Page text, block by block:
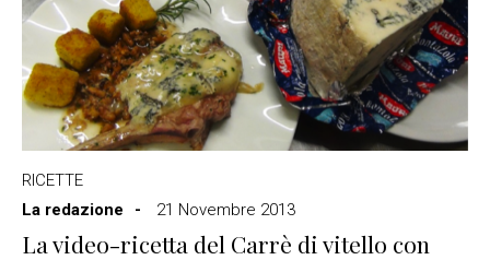
RICETTE
La redazione
21 Novembre 2013
La video-ricetta del Carrè di vitello con